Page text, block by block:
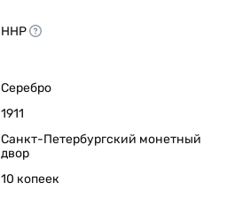
ННР
Серебро
1911
Санкт-Петербургский монетный
двор
10 копеек